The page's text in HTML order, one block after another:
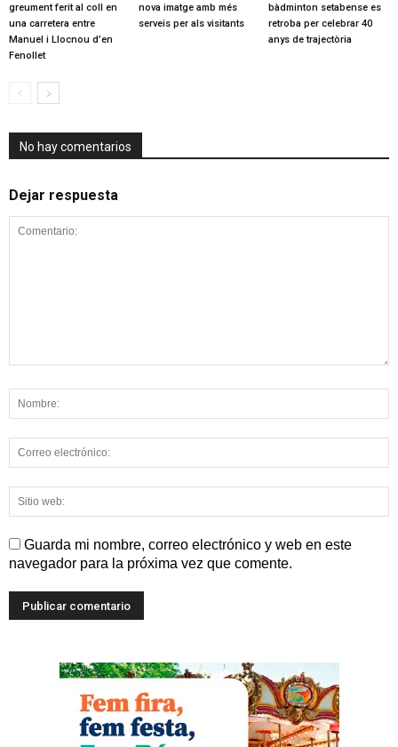
greument ferit al coll en
una carretera entre
Manuel i Llocnou d’en
Fenollet
nova imatge amb més
serveis per als visitants
bàdminton setabense es
retroba per celebrar 40
anys de trajectòria
No hay comentarios
Dejar respuesta
Guarda mi nombre, correo electrónico y web en este
navegador para la próxima vez que comente.